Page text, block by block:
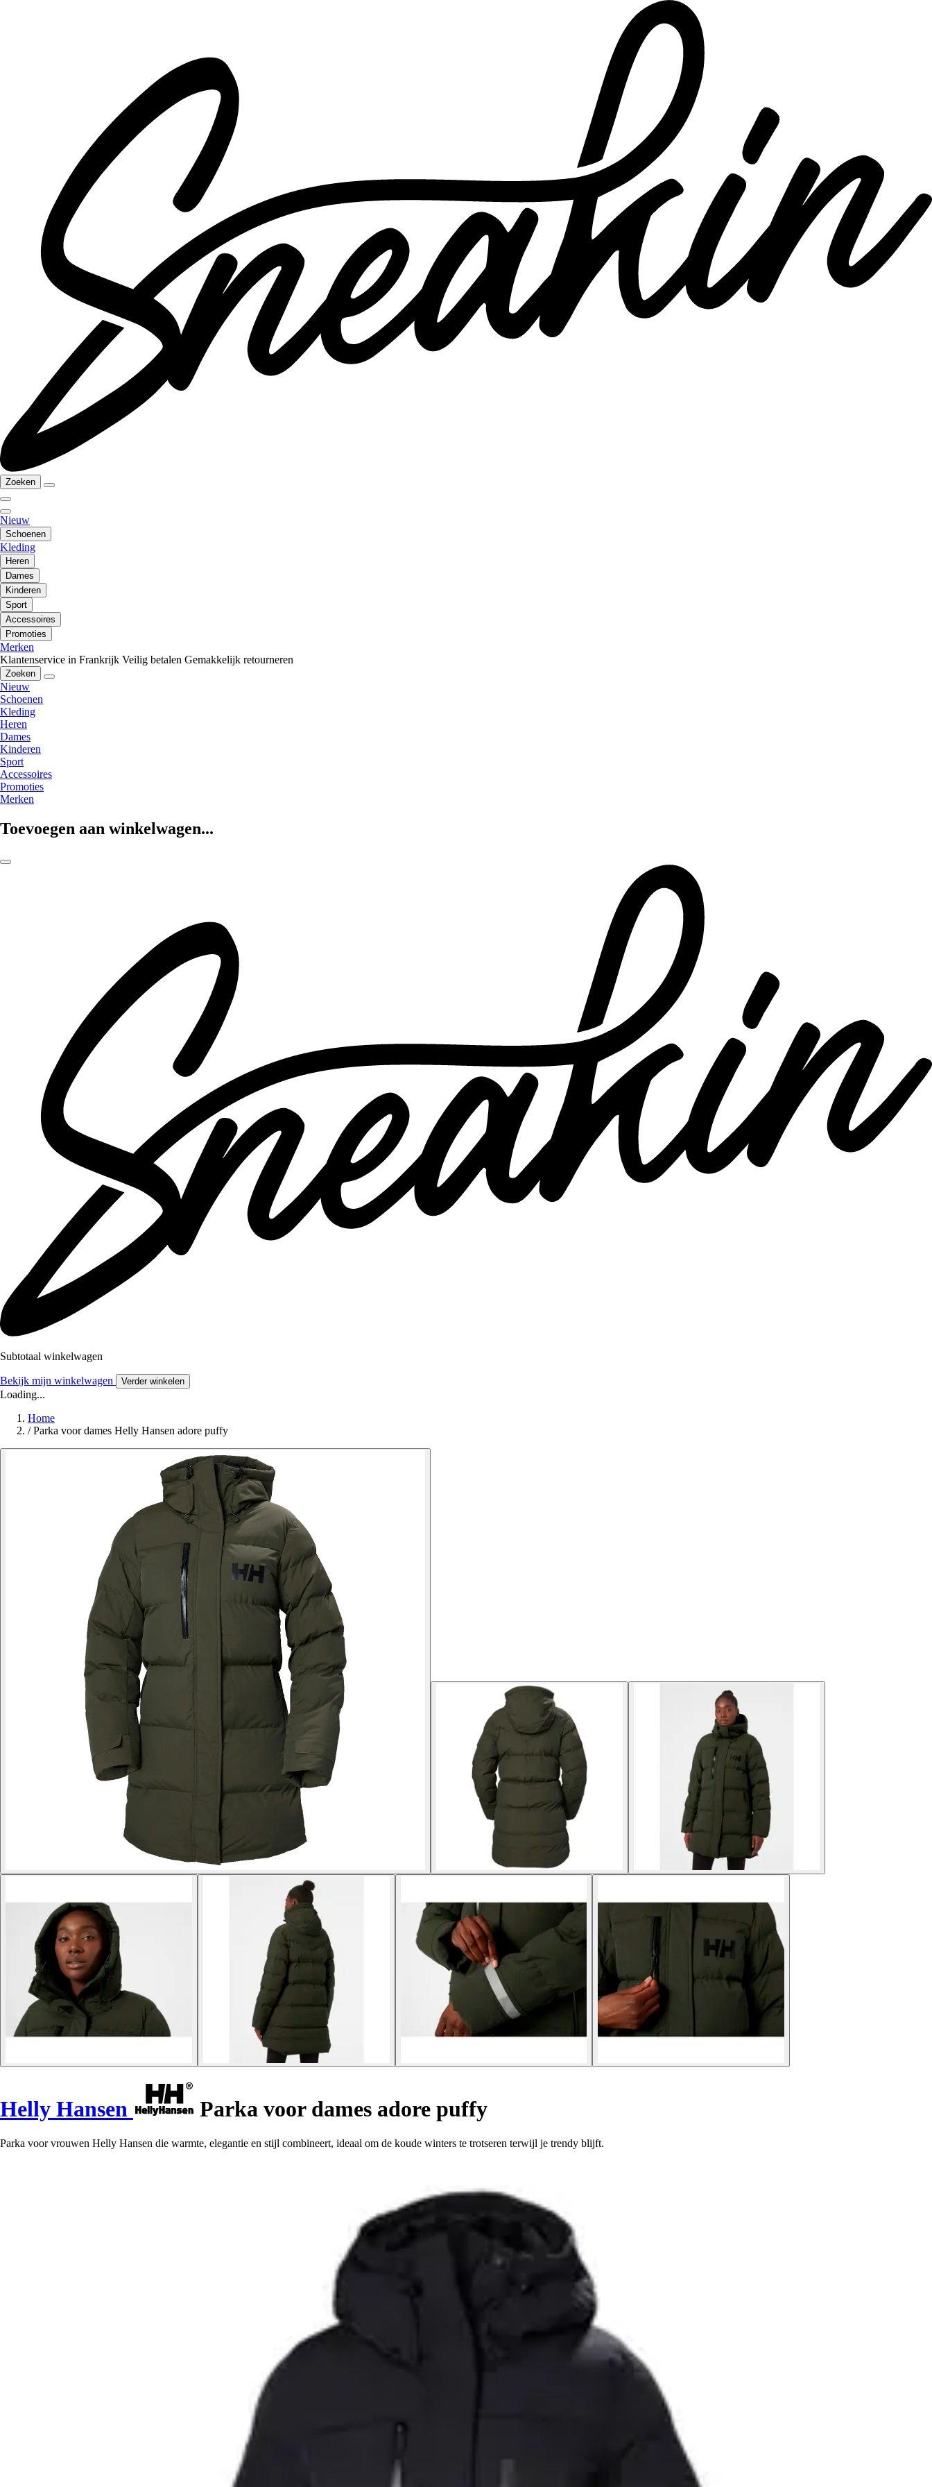
Zoeken
Nieuw
Schoenen
Kleding
Heren
Dames
Kinderen
Sport
Accessoires
Promoties
Merken
Klantenservice in Frankrijk Veilig betalen Gemakkelijk retourneren
Zoeken
Nieuw
Schoenen
Kleding
Heren
Dames
Kinderen
Sport
Accessoires
Promoties
Merken
Toevoegen aan winkelwagen...
Subtotaal winkelwagen
Bekijk mijn winkelwagen Verder winkelen
Loading...
Home
/ Parka voor dames Helly Hansen adore puffy
Helly Hansen Parka voor dames adore puffy
Parka voor vrouwen Helly Hansen die warmte, elegantie en stijl combineert, ideaal om de koude winters te trotseren terwijl je trendy blijft.